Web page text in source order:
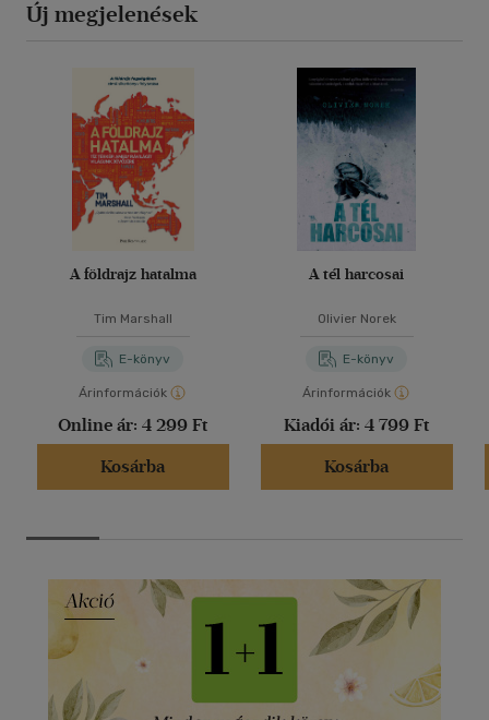
Új megjelenések
A földrajz hatalma
Tim Marshall
E-könyv
Árinformációk
Online ár: 4 299 Ft
Kosárba
A tél harcosai
Olivier Norek
E-könyv
Árinformációk
Kiadói ár: 4 799 Ft
Kosárba